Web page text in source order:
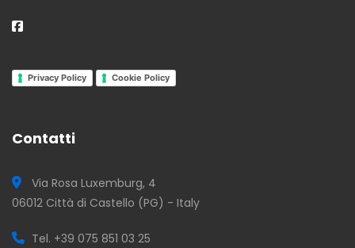
Privacy Policy Cookie Policy
Contatti
Via Rosa Luxemburg, 4
06012 Città di Castello (PG) - Italy
Tel. +39 075 851 03 25